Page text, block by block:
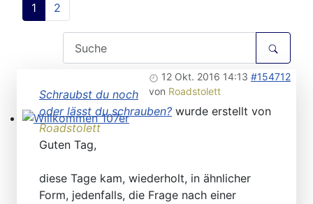
Willkommen 107er
1 2
12 Okt. 2016 14:13 #154712
von Roadstolett
Schraubst du noch
oder lässt du schrauben? wurde erstellt von
Roadstolett
Guten Tag,
diese Tage kam, wiederholt, in ähnlicher
Form, jedenfalls, die Frage nach einer